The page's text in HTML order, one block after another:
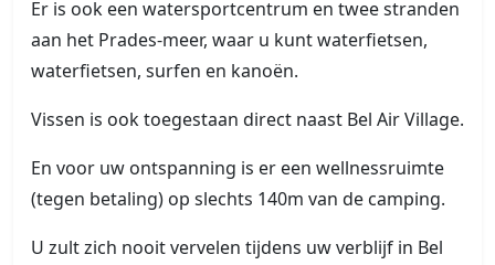
Er is ook een watersportcentrum en twee stranden
aan het Prades-meer, waar u kunt waterfietsen,
waterfietsen, surfen en kanoën.
Vissen is ook toegestaan direct naast Bel Air Village.
En voor uw ontspanning is er een wellnessruimte
(tegen betaling) op slechts 140m van de camping.
U zult zich nooit vervelen tijdens uw verblijf in Bel